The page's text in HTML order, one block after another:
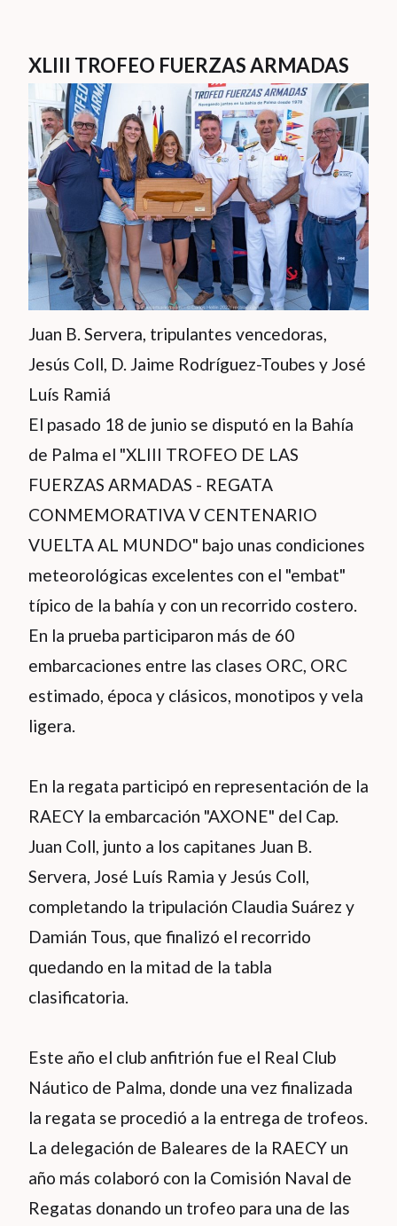
XLIII TROFEO FUERZAS ARMADAS
Juan B. Servera, tripulantes vencedoras,
Jesús Coll, D. Jaime Rodríguez-Toubes y José
Luís Ramiá
El pasado 18 de junio se disputó en la Bahía
de Palma el "XLIII TROFEO DE LAS
FUERZAS ARMADAS - REGATA
CONMEMORATIVA V CENTENARIO
VUELTA AL MUNDO" bajo unas condiciones
meteorológicas excelentes con el "embat"
típico de la bahía y con un recorrido costero.
En la prueba participaron más de 60
embarcaciones entre las clases ORC, ORC
estimado, época y clásicos, monotipos y vela
ligera.
En la regata participó en representación de la
RAECY la embarcación "AXONE" del Cap.
Juan Coll, junto a los capitanes Juan B.
Servera, José Luís Ramia y Jesús Coll,
completando la tripulación Claudia Suárez y
Damián Tous, que finalizó el recorrido
quedando en la mitad de la tabla
clasificatoria.
Este año el club anfitrión fue el Real Club
Náutico de Palma, donde una vez finalizada
la regata se procedió a la entrega de trofeos.
La delegación de Baleares de la RAECY un
año más colaboró con la Comisión Naval de
Regatas donando un trofeo para una de las